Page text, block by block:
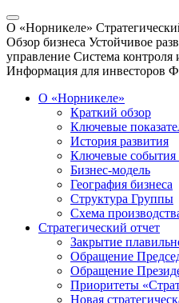
О «Норникеле»
Обзор бизнеса Устойчивое
управление Система контроля
Информация для инвесторов
О «Норникеле»
Краткий обзор
Ключевые
История развития
Ключевые события
Бизнес-модель
География бизнеса
Структура Группы
Схема
Стратегический отчет
Закрытие
Обращение
Обращение
Приоритеты
Новая